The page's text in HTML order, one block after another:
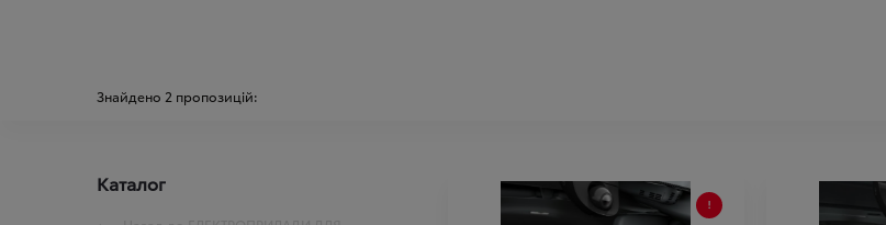
Знайдено 2 пропозицій:
Каталог